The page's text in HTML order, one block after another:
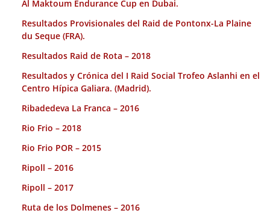
Al Maktoum Endurance Cup en Dubai.
Resultados Provisionales del Raid de Pontonx-La Plaine
du Seque (FRA).
Resultados Raid de Rota – 2018
Resultados y Crónica del I Raid Social Trofeo Aslanhi en el
Centro Hípica Galiara. (Madrid).
Ribadedeva La Franca – 2016
Rio Frio – 2018
Rio Frio POR – 2015
Ripoll – 2016
Ripoll – 2017
Ruta de los Dolmenes – 2016